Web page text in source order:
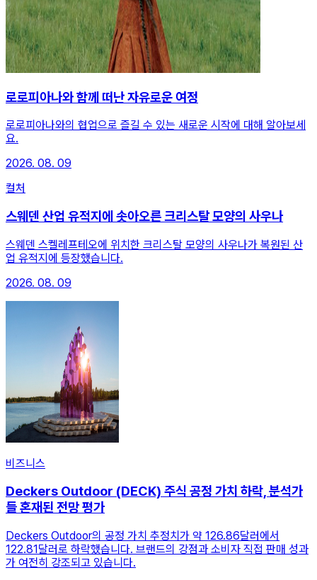
로로피아나와 함께 떠난 자유로운 여정
로로피아나와의 협업으로 즐길 수 있는 새로운 시작에 대해 알아보세
요.
2026. 08. 09
컬처
스웨덴 산업 유적지에 솟아오른 크리스탈 모양의 사우나
스웨덴 스켈레프테오에 위치한 크리스탈 모양의 사우나가 복원된 산
업 유적지에 등장했습니다.
2026. 08. 09
비즈니스
Deckers Outdoor (DECK) 주식 공정 가치 하락, 분석가
들 혼재된 전망 평가
Deckers Outdoor의 공정 가치 추정치가 약 126.86달러에서
122.81달러로 하락했습니다. 브랜드의 강점과 소비자 직접 판매 성과
가 여전히 강조되고 있습니다.